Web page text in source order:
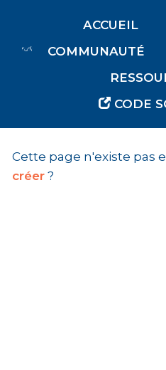
Aller au contenu
ACCUEIL
COMMUNAUTÉ
CODE
Cette page n'existe pas
créer ?